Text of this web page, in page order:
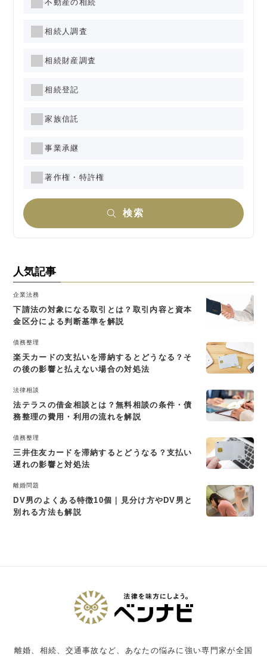
不動産の相続
相続人調査
相続財産調査
相続登記
家族信託
事業承継
著作権・特許権
検索
人気記事
企業法務
下請法の対象になる取引とは？取引内容と資本
金区分による判断基準を解説
債務整理
楽天カードの支払いを滞納するとどうなる？そ
の後の影響と払えない場合の対処法
法律相談
法テラスの借金相談とは？無料相談の条件・債
務整理の費用・利用の流れを解説
債務整理
三井住友カードを滞納するとどうなる？支払い
遅れの影響と対処法
離婚問題
DV男のよくある特徴10個｜見分け方やDV男と
別れる方法も解説
離婚、相続、交通事故など、あなたの悩みに強い専門家が全国